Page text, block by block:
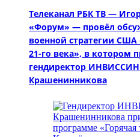
Телеканал РБК ТВ —
«Форум» — провёл
военной стратегии
21-го века», в котором
гендиректор
Крашенинникова